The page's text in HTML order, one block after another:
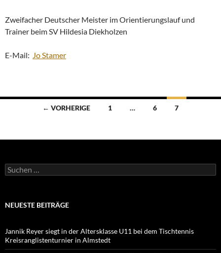
Zweifacher Deutscher Meister im Orientierungslauf und
Trainer beim SV Hildesia Diekholzen
E-Mail: Jo Stamer
Beitragsnavigation
← VORHERIGE 1 … 6 7
Suchen
nach:
NEUESTE BEITRÄGE
Jannik Reyer siegt in der Altersklasse U11 bei dem Tischtennis
Kreisranglistenturnier in Almstedt